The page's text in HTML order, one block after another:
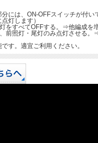
には、ON-OFFスイッチが付い
灯します）
をすべてOFFする。⇒他編成を
前照灯・尾灯のみ点灯させる。
す。適宜ご利用ください。